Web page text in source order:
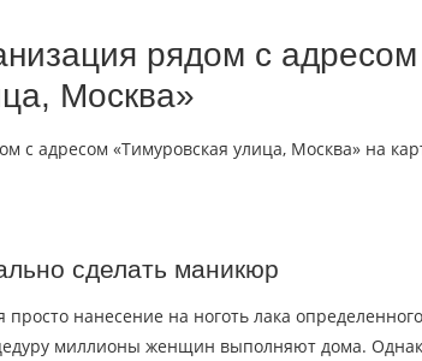
рядом с адресом
Москва»
сделать маникюр
нанесение на ноготь лака определенного
миллионы женщин выполняют дома.